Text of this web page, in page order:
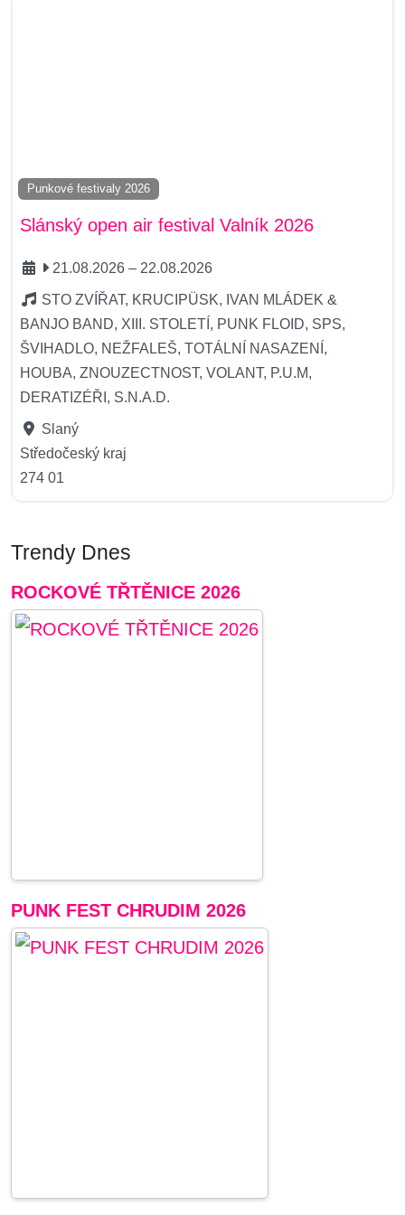
Punkové festivaly 2026
Slánský open air festival Valník 2026
21.08.2026 – 22.08.2026
STO ZVÍŘAT, KRUCIPÜSK, IVAN MLÁDEK &
BANJO BAND, XIII. STOLETÍ, PUNK FLOID, SPS,
ŠVIHADLO, NEŽFALEŠ, TOTÁLNÍ NASAZENÍ,
HOUBA, ZNOUZECTNOST, VOLANT, P.U.M,
DERATIZÉŘI, S.N.A.D.
Slaný
Středočeský kraj
274 01
Trendy Dnes
ROCKOVÉ TŘTĚNICE 2026
PUNK FEST CHRUDIM 2026